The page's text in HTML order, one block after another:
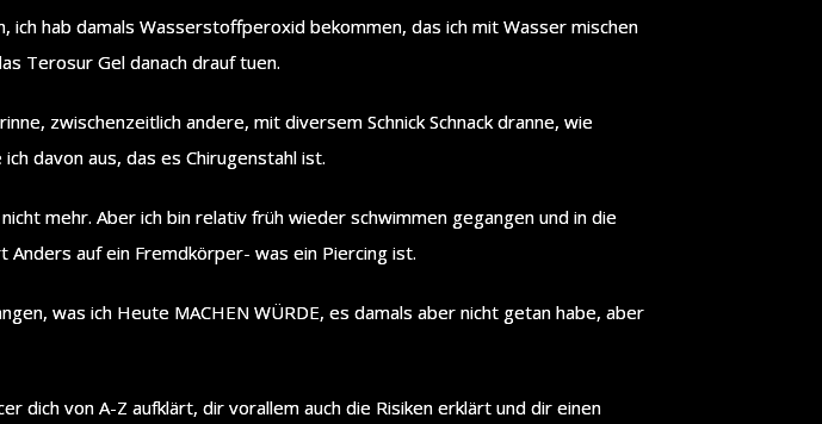
ich hab damals Wasserstoffperoxid bekommen, das ich mit Wasser mischen
Terosur Gel danach drauf tuen.
zwischenzeitlich andere, mit diversem Schnick Schnack dranne, wie
davon aus, das es Chirugenstahl ist.
mehr. Aber ich bin relativ früh wieder schwimmen gegangen und in die
auf ein Fremdkörper- was ein Piercing ist.
was ich Heute MACHEN WÜRDE, es damals aber nicht getan habe, aber
dich von A-Z aufklärt, dir vorallem auch die Risiken erklärt und dir einen